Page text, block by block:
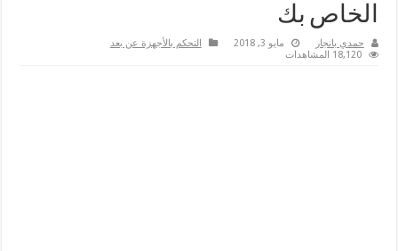
الخاص بك
حمدي بانجار مايو 3, 2018
التحكم بالأجهزة عن بعد
18,120 المشاهدات